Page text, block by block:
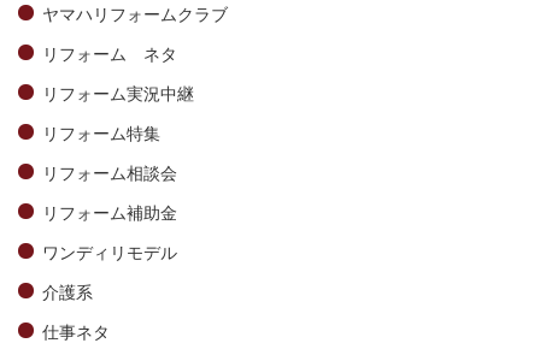
ヤマハリフォームクラブ
リフォーム ネタ
リフォーム実況中継
リフォーム特集
リフォーム相談会
リフォーム補助金
ワンディリモデル
介護系
仕事ネタ